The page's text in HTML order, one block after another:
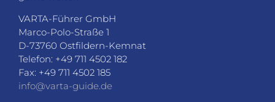
VARTA-Führer GmbH
Marco-Polo-Straße 1
D-73760 Ostfildern-Kemnat
Telefon: +49 711 4502 182
Fax: +49 711 4502 185
info@varta-guide.de